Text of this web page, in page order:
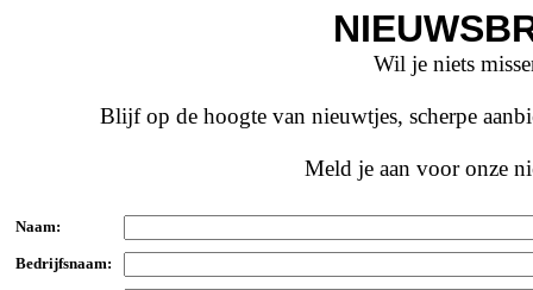
Wil je niets
Blijf op de hoogte van nieuwtjes, scherpe
Meld je aan voor onze
Naam:
Bedrijfsnaam: